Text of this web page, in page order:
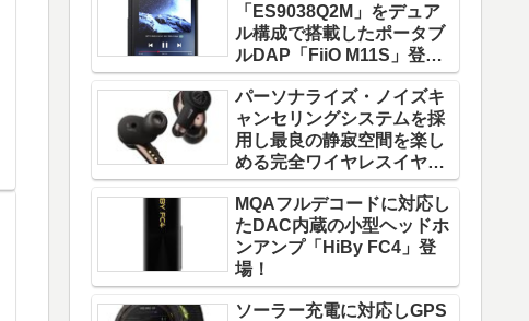
「ES9038Q2M」をデュア
ル構成で搭載したポータブ
ルDAP「FiiO M11S」登
場！
パーソナライズ・ノイズキ
ャンセリングシステムを採
用し最良の静寂空間を楽し
める完全ワイヤレスイヤホ
ン「ATH-TWX9」登場！
MQAフルデコードに対応し
たDAC内蔵の小型ヘッドホ
ンアンプ「HiBy FC4」登
場！
ソーラー充電に対応しGPS